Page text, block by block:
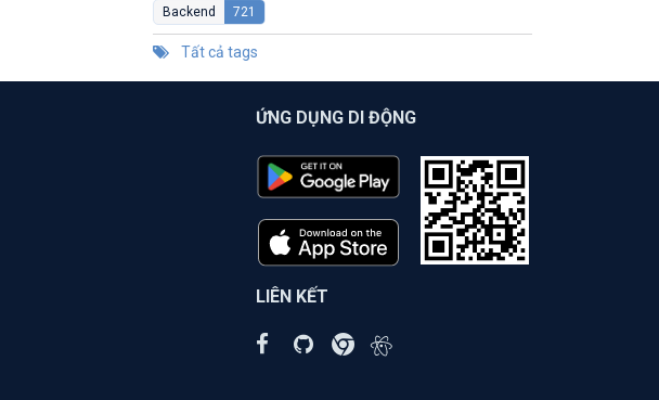
Backend 721
Tất cả tags
ỨNG DỤNG DI ĐỘNG
LIÊN KẾT